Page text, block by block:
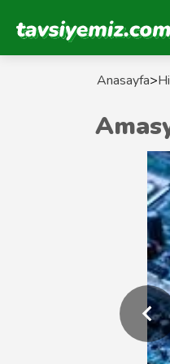
Tavsiyemiz Anasayfa
Anasayfa>